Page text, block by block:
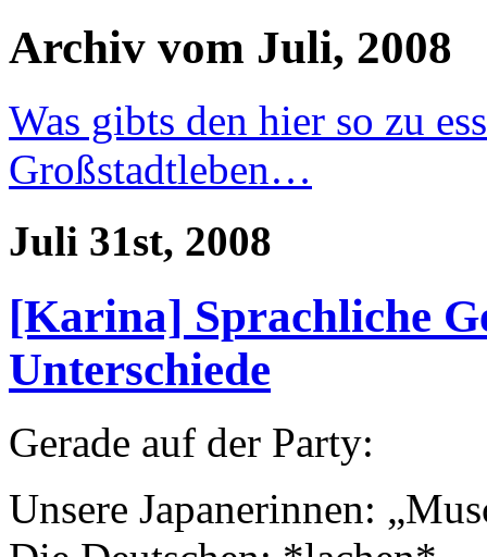
Archiv vom Juli, 2008
Was gibts den hier so zu
Großstadtleben…
Juli 31st, 2008
[Karina] Sprachliche
Unterschiede
Gerade auf der Party:
Unsere Japanerinnen: